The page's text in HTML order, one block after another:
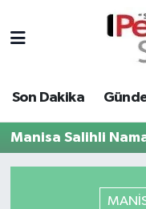
Son Dakika
Manisa Salihli
Gündem
Bakanlık
Nöbetçi
Hava Durumu
Trafik Durumu